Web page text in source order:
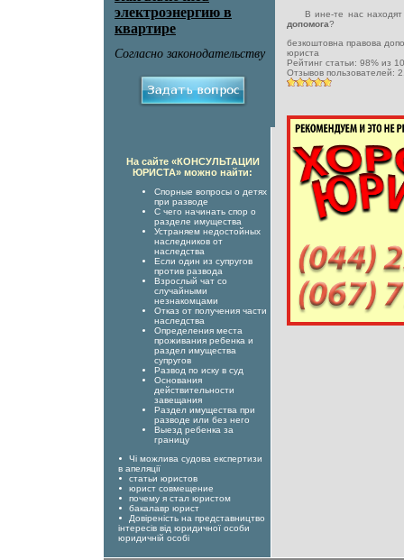
В ине-те нас находят
допомога?
безкоштовна правова
юриста
Рейтинг статьи: 98% из
Отзывов пользователей: 2
На сайте «КОНСУЛЬТАЦИИ
ЮРИСТА» можно найти:
Спорные вопросы о детях
при разводе
С чего начинать спор о
разделе имущества
Устраняем недостойных
наследников от
наследства
Если один из супругов
против развода
Взрослый чат со
случайными
незнакомцами
Отказ от получения части
наследства
Определения места
проживания ребенка и
раздел имущества
супругов
Развод по иску в суд
Основания
действительности
завещания
Раздел имущества при
разводе или без него
Выезд ребенка за
границу
Чі можлива судова експертизи
в апеляції
статьи юристов
юрист совмещение
почему я стал юристом
бакалавр юрист
Довіреність на представництво
інтересів від юридичної особи
юридичній особі